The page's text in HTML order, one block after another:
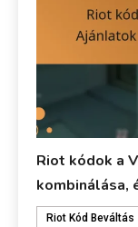
Riot kódok a
kombinálása,
Riot Kód Beváltás